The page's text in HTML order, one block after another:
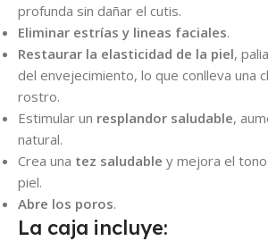
profunda sin dañar el cutis.
Eliminar estrías y lineas faciales.
Restaurar la elasticidad de la piel,
del envejecimiento, lo que conlleva una
rostro.
Estimular un resplandor saludable,
natural.
Crea una tez saludable y mejora el
piel.
Abre los poros.
La caja incluye: